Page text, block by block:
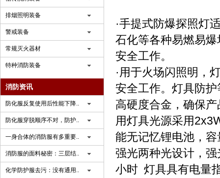
排烟照明装备
警戒装备
常规灭火器材
特种消防装备
消防资讯
防化服反复使用后性能下降..
防化服穿脱顺序不对，防护..
一身合体的消防服有多重要..
消防服的面料秘密：三层结..
化学防护服去污：没有通用..
·手提式防爆探照灯
石化等各种易燃易
安全工作。
·用于火场闪照明，
安全工作。灯具防
高硬度合金，确保
用灯具光源采用
能无记忆锂电池，
强光两种光设计，
小时 灯具具有电量